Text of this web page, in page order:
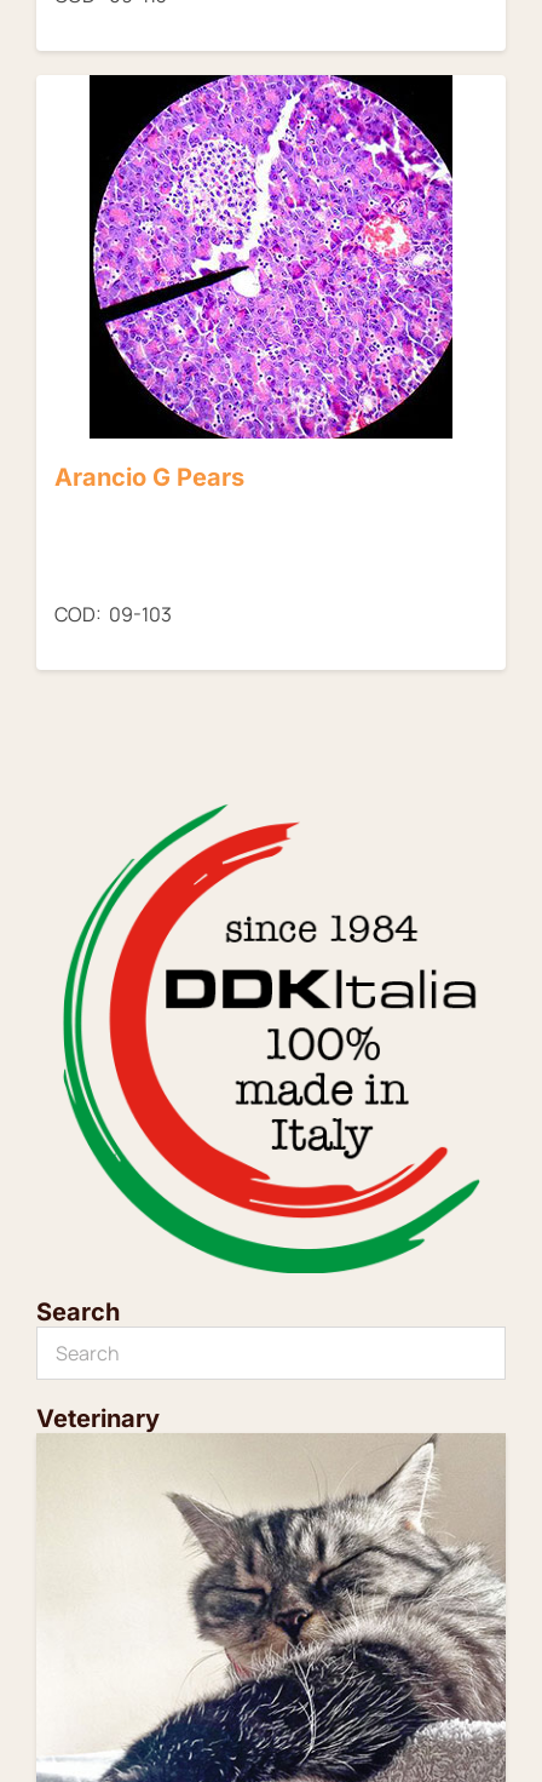
Arancio G Pears
COD: 09-103
Search
Veterinary